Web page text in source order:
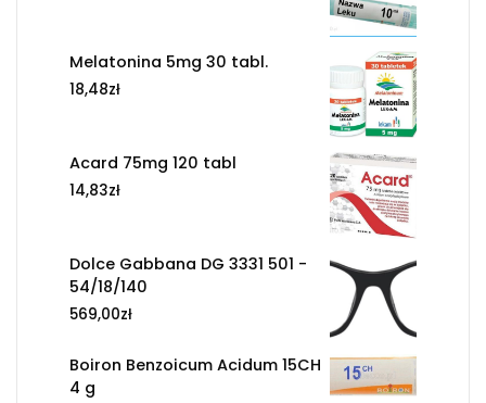
Melatonina 5mg 30 tabl.
18,48zł
Acard 75mg 120 tabl
14,83zł
Dolce Gabbana DG 3331 501 -
54/18/140
569,00zł
Boiron Benzoicum Acidum 15CH
4 g